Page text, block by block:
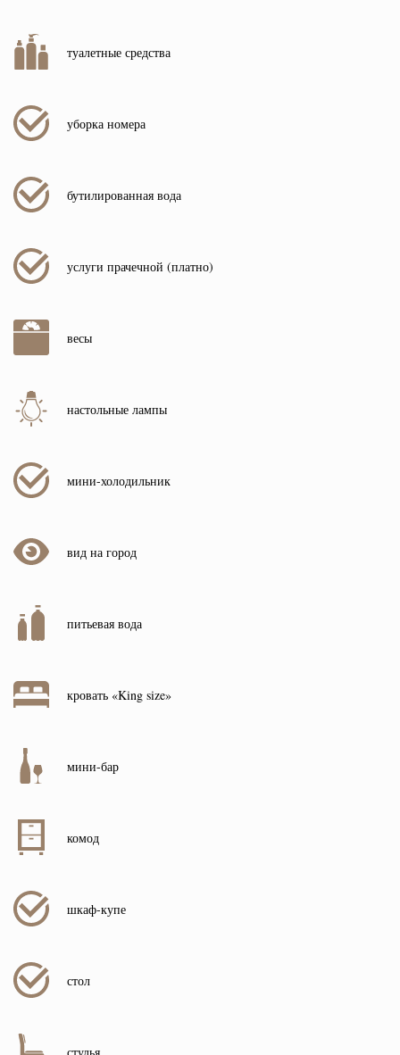
туалетные средства
уборка номера
бутилированная вода
услуги прачечной (платно)
весы
настольные лампы
мини-холодильник
вид на город
питьевая вода
кровать «King size»
мини-бар
комод
шкаф-купе
стол
стулья